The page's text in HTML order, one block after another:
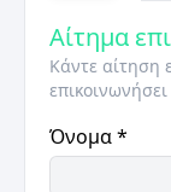
Αίτημα
Κάντε αίτηση
Όνομα*